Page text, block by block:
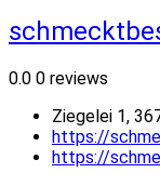
0.0 0 reviews
Ziegelei 1,
https://
https://